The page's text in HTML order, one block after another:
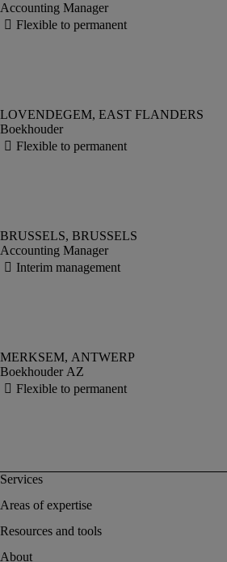
Accounting Manager
Boekhouder
Accounting Manager
Boekhouder AZ